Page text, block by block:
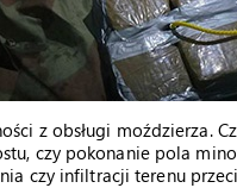
z obsługi moździerza.
czy pokonanie pola
czy infiltracji terenu